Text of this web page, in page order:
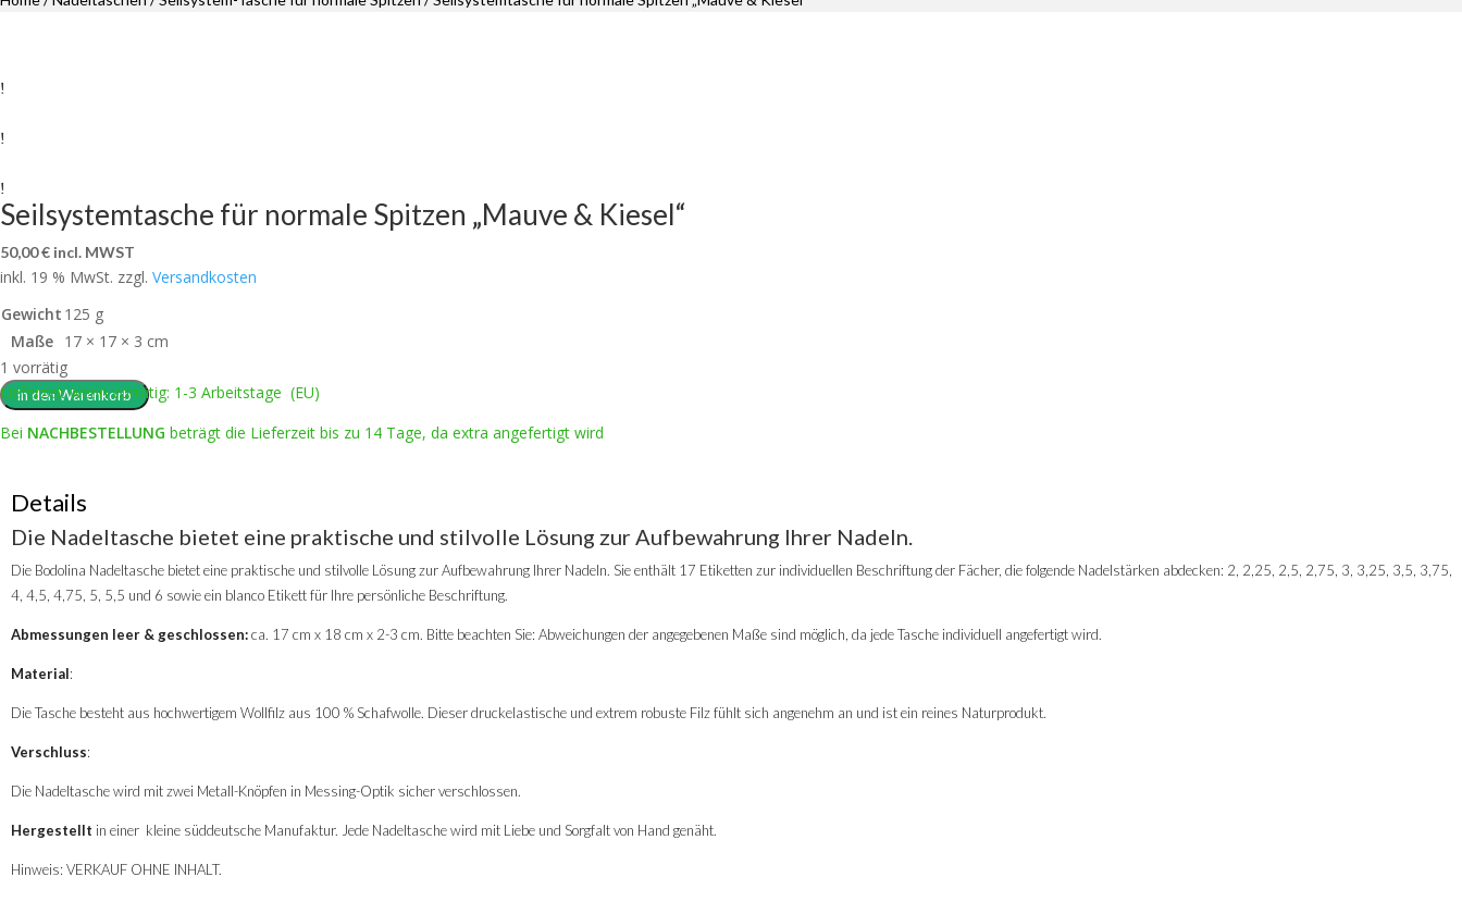
Seilsystemtasche für normale Spitzen „Mauve & Kiesel“
50,00€ incl. MWST
inkl. 19 % MwSt. zzgl. Versandkosten
Gewicht 125 g
Maße
17 × 17 × 3 cm
1 vorrätig
In den Warenkorb
Lieferzeit wenn vorrätig: 1-3 Arbeitstage (EU)
Bei NACHBESTELLUNG beträgt die Lieferzeit bis zu 14 Tage, da extra angefertigt wird
Details
Die Nadeltasche bietet eine praktische und stilvolle Lösung zur Aufbewahrung Ihrer Nadeln.
Die Bodolina Nadeltasche bietet eine praktische und stilvolle Lösung zur Aufbewahrung Ihrer Nadeln. Sie enthält 17 Etiketten zur individuellen Beschriftung der Fächer, die folgende Nadelstärken abdecken: 2, 2,25, 2,5, 2,75, 3, 3,25, 3,5, 3,75,
4, 4,5, 4,75, 5, 5,5 und 6 sowie ein blanco Etikett für Ihre persönliche Beschriftung.
Abmessungen leer & geschlossen:ca. 17 cm x 18 cm x 2-3 cm. Bitte beachten Sie: Abweichungen der angegebenen Maße sind möglich, da jede Tasche individuell angefertigt wird.
Material:
Die Tasche besteht aus hochwertigem Wollfilz aus 100 % Schafwolle. Dieser druckelastische und extrem robuste Filz fühlt sich angenehm an und ist ein reines Naturprodukt.
Verschluss:
Die Nadeltasche wird mit zwei Metall-Knöpfen in Messing-Optik sicher verschlossen.
Hergestellt in einer kleine süddeutsche Manufaktur. Jede Nadeltasche wird mit Liebe und Sorgfalt von Hand genäht.
Hinweis: VERKAUF OHNE INHALT.